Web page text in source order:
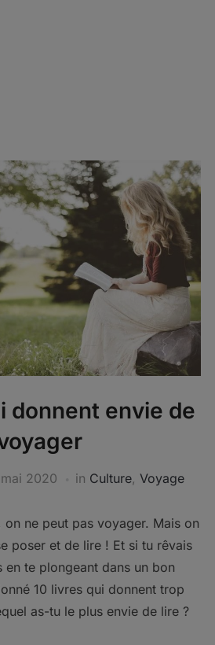
donnent envie de
mai 2020 in Culture, Voyage
ne peut pas voyager. Mais on
poser et de lire ! Et si tu rêvais
en te plongeant dans un bon
10 livres qui donnent trop
as-tu le plus envie de lire ?